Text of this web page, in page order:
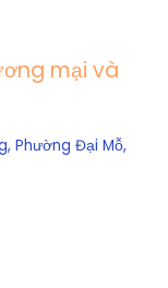
mại và
Phường Đại Mỗ,